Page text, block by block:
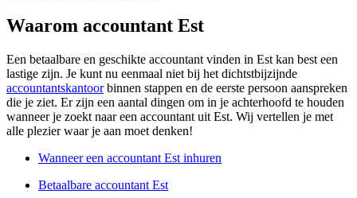
Waarom accountant Est
Een betaalbare en geschikte accountant vinden in Est kan best een
lastige zijn. Je kunt nu eenmaal niet bij het dichtstbijzijnde
accountantskantoorbinnen stappen en de eerste persoon aanspreken
die je ziet. Er zijn een aantal dingen om in je achterhoofd te houden
wanneer je zoekt naar een accountant uit Est. Wij vertellen je met
alle plezier waar je aan moet denken!
Wanneer een accountant Est inhuren
Betaalbare accountant Est